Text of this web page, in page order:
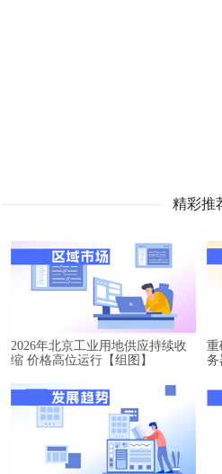
精彩推
2026年北京工业用地供应持续收
缩 价格高位运行【组图】
重
务